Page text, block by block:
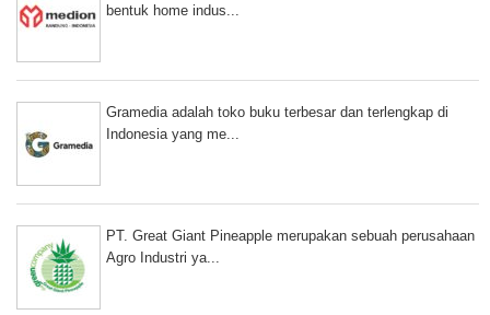
bentuk home indus...
Gramedia adalah toko buku terbesar dan terlengkap di
Indonesia yang me...
PT. Great Giant Pineapple merupakan sebuah perusahaan
Agro Industri ya...